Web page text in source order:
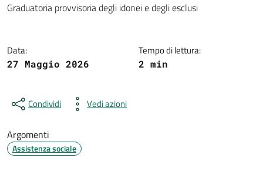
Graduatoria provvisoria degli idonei e degli esclusi
Data:
27 Maggio 2026
Tempo di lettura:
2 min
Condividi Vedi azioni
Argomenti
Assistenza sociale